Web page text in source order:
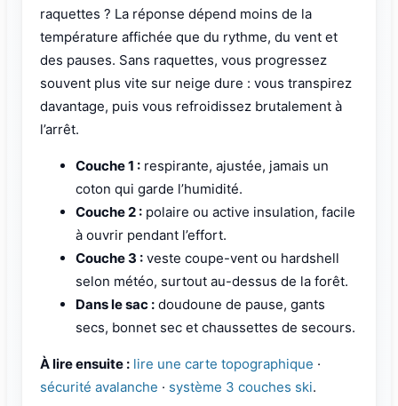
raquettes ? La réponse dépend moins de la
température affichée que du rythme, du vent et
des pauses. Sans raquettes, vous progressez
souvent plus vite sur neige dure : vous transpirez
davantage, puis vous refroidissez brutalement à
l’arrêt.
Couche 1 : respirante, ajustée, jamais un
coton qui garde l’humidité.
Couche 2 : polaire ou active insulation, facile
à ouvrir pendant l’effort.
Couche 3 : veste coupe-vent ou hardshell
selon météo, surtout au-dessus de la forêt.
Dans le sac : doudoune de pause, gants
secs, bonnet sec et chaussettes de secours.
À lire ensuite : lire une carte topographique ·
sécurité avalanche · système 3 couches ski.